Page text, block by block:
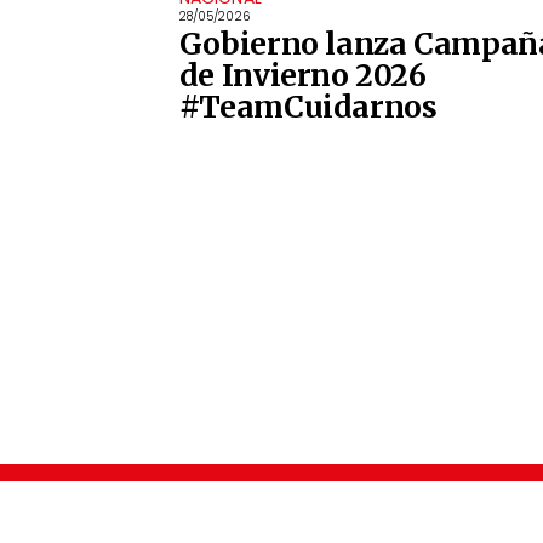
28/05/2026
Gobierno lanza
de Invierno 2026
#TeamCuidarnos